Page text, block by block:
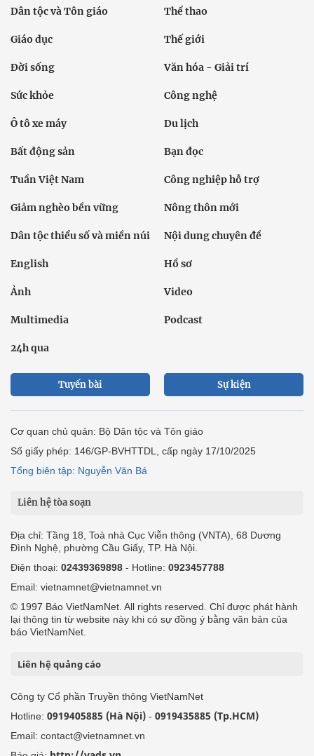
Dân tộc và Tôn giáo Thể thao
Giáo dục Thế giới
Đời sống Văn hóa - Giải trí
Sức khỏe Công nghệ
Ô tô xe máy Du lịch
Bất động sản Bạn đọc
Tuần Việt Nam Công nghiệp hỗ trợ
Giảm nghèo bền vững Nông thôn mới
Dân tộc thiểu số và miền núi Nội dung chuyên đề
English Hồ sơ
Ảnh Video
Multimedia Podcast
24h qua
Tuyến bài Sự kiện
Cơ quan chủ quản: Bộ Dân tộc và Tôn giáo
Số giấy phép: 146/GP-BVHTTDL, cấp ngày 17/10/2025
Tổng biên tập: Nguyễn Văn Bá
Liên hệ tòa soạn
Địa chỉ: Tầng 18, Toà nhà Cục Viễn thông (VNTA), 68 Dương
Đình Nghệ, phường Cầu Giấy, TP. Hà Nội.
Điện thoại: 02439369898 - Hotline: 0923457788
Email: vietnamnet@vietnamnet.vn
© 1997 Báo VietNamNet. All rights reserved. Chỉ được phát hành
lại thông tin từ website này khi có sự đồng ý bằng văn bản của
báo VietNamNet.
Liên hệ quảng cáo
Công ty Cổ phần Truyền thông VietNamNet
Hotline: 0919405885 (Hà Nội) - 0919435885 (Tp.HCM)
Email: contact@vietnamnet.vn